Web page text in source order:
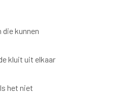
kunnen
kluit uit elkaar
het niet